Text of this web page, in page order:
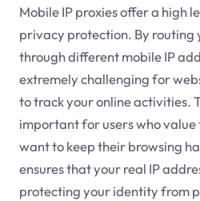
Mobile IP proxies offer a high
privacy protection. By
through different mobile IP
extremely challenging for
to track your online activities.
important for users who
want to keep their browsing
ensures that your real IP
protecting your identity from